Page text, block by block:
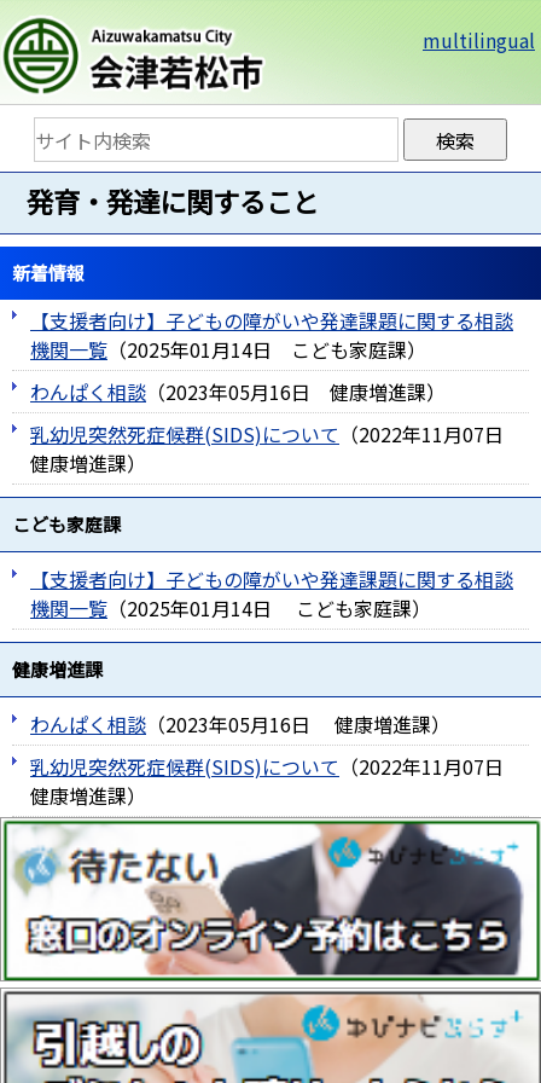
multilingual
発育・発達に関すること
新着情報
【支援者向け】子どもの障がいや発達課題に関する相談
機関一覧 （2025年01月14日 こども家庭課）
わんぱく相談 （2023年05月16日 健康増進課）
乳幼児突然死症候群(SIDS)について （2022年11月07日
健康増進課）
こども家庭課
【支援者向け】子どもの障がいや発達課題に関する相談
機関一覧 （2025年01月14日 こども家庭課）
健康増進課
わんぱく相談 （2023年05月16日 健康増進課）
乳幼児突然死症候群(SIDS)について （2022年11月07日
健康増進課）